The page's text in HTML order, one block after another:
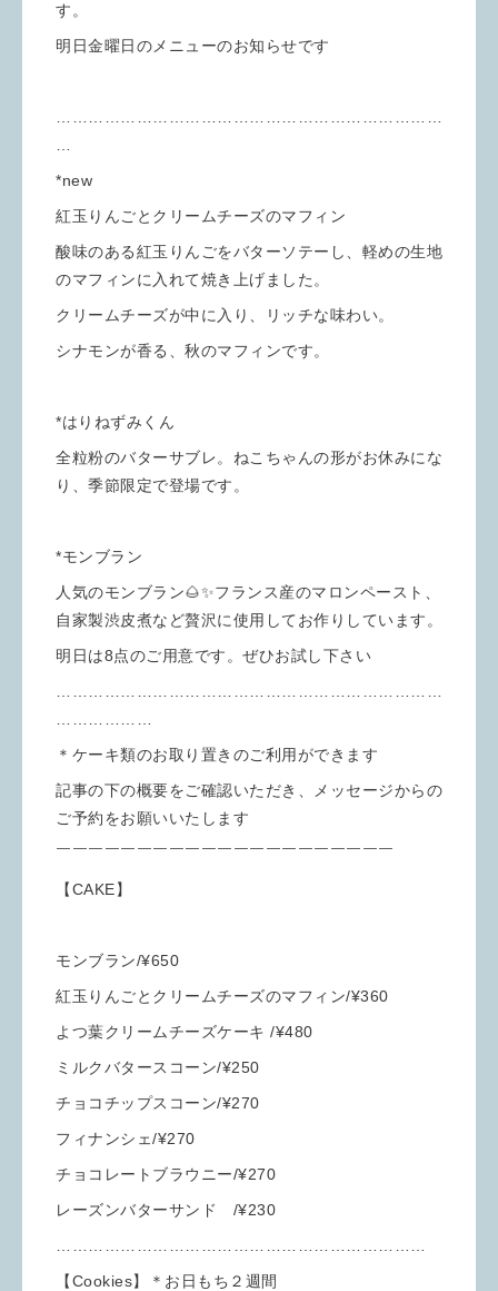
す。
明日金曜日のメニューのお知らせです
*new
紅玉りんごとクリームチーズのマフィン
酸味のある紅玉りんごをバターソテーし、軽めの生地
のマフィンに入れて焼き上げました。
クリームチーズが中に入り、リッチな味わい。
シナモンが香る、秋のマフィンです。
*はりねずみくん
全粒粉のバターサブレ。ねこちゃんの形がお休みにな
り、季節限定で登場です。
*モンブラン
人気のモンブラン🌰✨フランス産のマロンペースト、
自家製渋皮煮など贅沢に使用してお作りしています。
明日は8点のご用意です。ぜひお試し下さい
＊ケーキ類のお取り置きのご利用ができます
記事の下の概要をご確認いただき、メッセージからの
ご予約をお願いいたします
￣￣￣￣￣￣￣￣￣￣￣￣￣￣￣￣￣￣￣￣￣
【CAKE】
モンブラン/¥650
紅玉りんごとクリームチーズのマフィン/¥360
よつ葉クリームチーズケーキ /¥480
ミルクバタースコーン/¥250
チョコチップスコーン/¥270
フィナンシェ/¥270
チョコレートブラウニー/¥270
レーズンバターサンド /¥230
【Cookies】＊お日もち２週間